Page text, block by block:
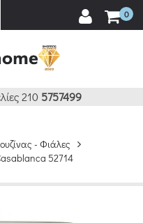
0
210 5757499
- Φιάλες
52714